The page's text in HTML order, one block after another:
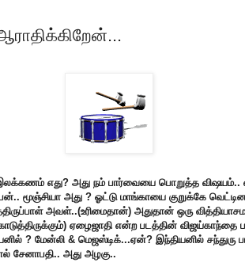
எது? அது நம் பார்வையை பொறுத்த விஷயம்..
மூஞ்சியா அது ? ஓட்டு மாங்காயை குறுக்கே
அவள்..(உரிமைதான்) அதுதான் ஒரு
ஏழைஜாதி என்ற படத்தின் விஜய்காந்தை
? மேன்லி & மெஜஸ்டிக்...ஏன்? இந்தியனில் சந்துரு
சேனாபதி.. அது அழகு..